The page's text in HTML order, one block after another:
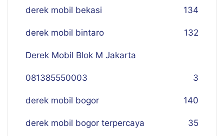
derek mobil bekasi 134
derek mobil bintaro 132
Derek Mobil Blok M Jakarta
081385550003 3
derek mobil bogor 140
derek mobil bogor terpercaya 35